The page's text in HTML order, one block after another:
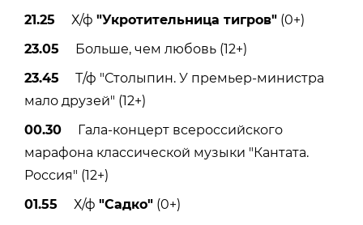
21.25 Х/ф "Укротительница тигров" (0+)
23.05 Больше, чем любовь (12+)
23.45 Т/ф "Столыпин. У премьер-министра
мало друзей" (12+)
00.30 Гала-концерт всероссийского
марафона классической музыки "Кантата.
Россия" (12+)
01.55 Х/ф "Садко" (0+)